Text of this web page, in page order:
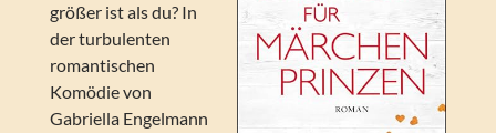
größer ist als du? In
der turbulenten
romantischen
Komödie von
Gabriella Engelmann